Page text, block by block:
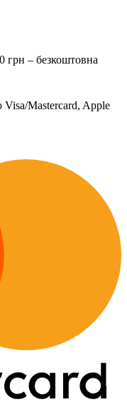
грн – безкоштовна
Mastercard, Apple